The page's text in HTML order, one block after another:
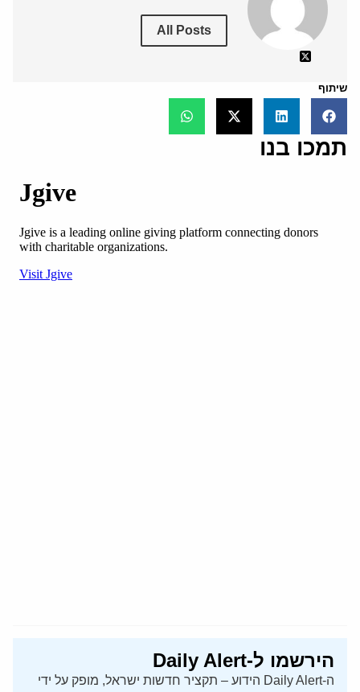
All Posts
שיתוף
תמכו בנו
הירשמו ל-Daily Alert
ה-Daily Alert הידוע – תקציר חדשות ישראל, מופק על ידי